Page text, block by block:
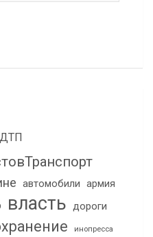
ДТП
автомобили армия
власть дороги
инопресса